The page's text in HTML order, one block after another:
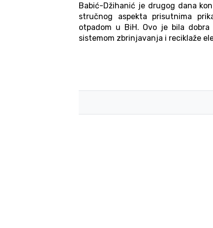
Babić-Džihanić je drugog dana
stručnog aspekta prisutnima
otpadom u BiH. Ovo je bila
sistemom zbrinjavanja i reciklaže